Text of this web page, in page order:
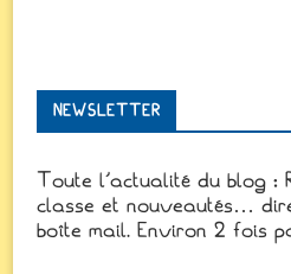
NEWSLETTER
Toute l'actualité du blog :
classe et nouveautés…
boîte mail. Environ 2 fois